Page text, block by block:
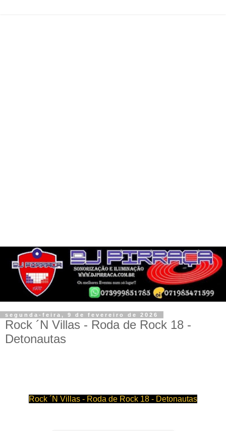
segunda-feira, 9 de fevereiro de 2026
Rock ´N Villas - Roda de Rock 18 -
Detonautas
Rock ´N Villas - Roda de Rock 18 - Detonautas